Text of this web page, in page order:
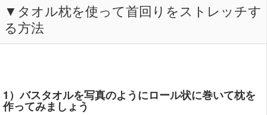
▼タオル枕を使って首回りをストレッチす
る方法
1）バスタオルを写真のようにロール状に巻いて枕を
作ってみましょう